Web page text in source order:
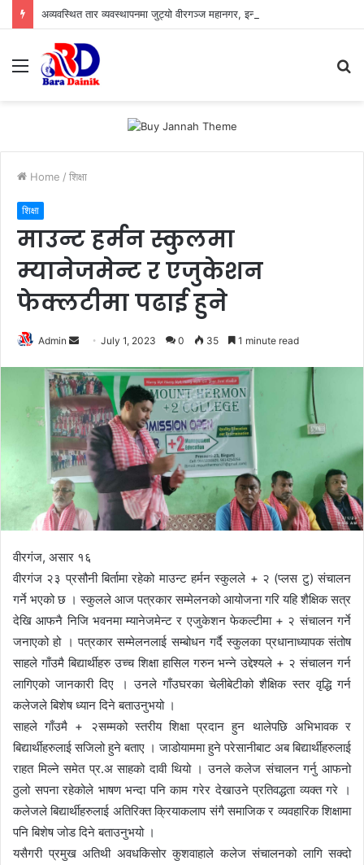
Menu
Home / शिक्षा
शिक्षा
माउन्ट हर्मन स्कुलमा
म्यानेजमेन्ट र एजुकेशन
फेक्लटीमा पढाई हुने
Admin
n
d
a
n
e
m
i
July 1, 2023 0 35 1 minute read
वीरगंज, असार १६
वीरगंज २३ प्रसौनी बिर्तामा रहेको माउन्ट हर्मन स्कुलले + २ (प्लस टु) संचालन
गर्ने भएको छ । स्कुलले आज पत्रकार सम्मेलनको आयोजना गरि यहि शैक्षिक सत्र
देखि आफनै निजि भवनमा म्यानेजमेन्ट र एजुकेशन फेकल्टीमा + २ संचालन गर्ने
जनाएको हो । पत्रकार सम्मेलनलाई सम्बोधन गर्दै स्कुलका प्रधानाध्यापक संतोष
साहले गाँउमै बिद्यार्थीहरु उच्च शिक्षा हासिल गरुन भन्ने उद्देश्यले + २ संचालन गर्न
लागिएको जानकारी दिए । उनले गाँउघरका चेलीबेटीको शैक्षिक स्तर वृद्धि गर्न
कलेजले बिशेष ध्यान दिने बताउनुभयो ।
साहले गाँउमै + २सम्मको स्तरीय शिक्षा प्रदान हुन थालेपछि अभिभावक र
बिद्यार्थीहरुलाई सजिलो हुने बताए । जाडोयाममा हुने परेसानीबाट अब बिद्यार्थीहरुलाई
राहत मिल्ने समेत प्र.अ साहको दावी थियो । उनले कलेज संचालन गर्नु आफनो
ठुलो सपना रहेकोले भाषण भन्दा पनि काम गरेर देखाउने प्रतिवद्धता व्यक्त गरे ।
कलेजले बिद्यार्थीहरुलाई अतिरिक्त क्रियाकलाप संगै समाजिक र व्यवहारिक शिक्षामा
पनि बिशेष जोड दिने बताउनुभयो ।
यसैगरी प्रमुख अतिथी अवधकिसोर कुशवाहाले कलेज संचालनको लागि सक्दो